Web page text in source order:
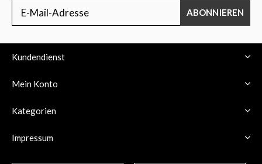
ABONNIEREN
Kundendienst
Mein Konto
Kategorien
Impressum